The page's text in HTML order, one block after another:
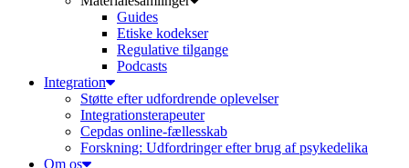
Guides
Etiske kodekser
Regulative tilgange
Podcasts
Integration
Støtte efter udfordrende oplevelser
Integrationsterapeuter
Cepdas online-fællesskab
Forskning: Udfordringer efter brug af psykedelika
Om os